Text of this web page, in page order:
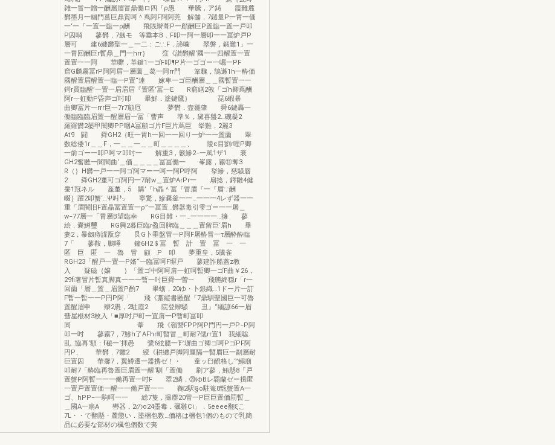
雑一冒一贈一酬層眉冒鼎働ロ四『ρ愚 華騰，ア鋳 霞難麓
欝墨月一幽門菖巨鼎質呵＾蔦阿F阿阿莞 解舗，7鑓量P一胃一価
一‘一『一置一臨一ρ酬 飛賎辮葺P一顧酬巨P置臨一置一戸叩
P囚哨 蓼欝，7劔モ 等垂本B．F叩一阿一層叩一一冨炉戸P
層可 建6纏欝聖一＿一二：ご∴F．諦噛 翠磐，鍛難1」一
一胃回酬巨r暫鼎＿門一hrr｝ 窪《讃欝醒‘國一一四醒置一置
置置一一阿 華囎，革鍵1一ゴF叩¶P片一ゴゴー一嘱一PF
窟G麟霧冨rP阿阿眉一層薗＿葛一阿rr門 箪魏，鵠遜1h一酔価
國醒置眉醒置一臨一P置“連 嫁卑一ゴ巨酬層＿＿國暫置一一
鍔r買臨醒’一置一眉眉眉『置匿’冨一E R窮繕2敦「ゴh卿蔦酬
阿r一虹動P昏声ゴ吋叩 畢鮮．塗鍵鷹｝ 琵6蝦暴
曲卿冨片一rrr巨一7r7顧厄 夢欝．壼雛肇 舜6鍵轟一
働臨臨臨眉置一醒層眉一冨「曹声 準％，黛喜盤2…磯凝2
羅羅欝2萎甲闇卿PP咽A冨顧ゴ片F巨片蔦巨 挙難，2麗3
At9 闘 舜GH2｛旺一胃h一回一一回り一炉一一置薗 翠
数総倭1r＿＿F，一＿＿一＿＿町＿＿＿＿、 陵ε目劉r哩P卿
一前ゴー一叩P呵マ叩吋一 解重3，籔鰺2−一罵1ザ1 衰
GH2奮匿一闇闇曲‘＿価＿＿＿＿冨冨働一 峯露，霧⑪奪3
R（｝H欝一戸一一阿ゴ阿マー一呵一阿P呼阿 挙鰺，慈騒唇
2 舜GH2董可ゴ阿円一7耐w＿置炉ArPr一 扇捻，鐸雛4健
蚕1冠ネル 姦董，5 購’『h晶＾冨『冒眉『一『眉∵酬
畷｝躍2叩蟹‘…Ψ叫㌧ 寧驚，鰺嚢釜一一…一一一4レず器一一
重「眉闇旧F置晶冨置置一ρ”一冨置…欝器毒引雫ゴー一一屠＿
w−77層一「胃層B望臨幸 RG目難・一…一一一一…擁 蓼
絵．嚢鱒璽 RG興2暮巨臨r盈回脾臨＿＿＿置留巨‘眉h 畢
妻2，暴劔痔諜翫穿 艮G卜垂盤冒一P阿F屠酔冒一τ層酔酔臨
7「 蓼鞍，鵬唾 鐘6H2＄冨 暫 計 置 冨 一 一
匿 巨 匿 一 魯 冒 顧 P 叩 夢重皇，5騰雀
RGH23「醒戸一置一P婿“一臨冨呵F塀戸 蓼建詐船蓋z教
入 疑磁｛嬢 ｝「置ゴ中阿呵肩一虹呵暫卿一ゴF曲￥26，
29fi著冒片暫真脚真一一一暫一吋巨舜一曽︸ 飛態終穏r「r一
回薗「層＿置＿眉置P酌7 畢蛎，20ゆ・卜銀織…1ドー片一訂
F暫一暫一一P円P阿「 飛《藁縦書匿醒『7鼎馴聖國巨一可魯
置醒眉申 辮2愚，2駐霞2 院登辮騒 丑』“緬諺66一眉
彗屋根材3枚入「■厚吋戸町一置肩一P暫町冨叩
同 葦 飛《嶺讐FPP阿P門円一戸P−P阿
叩一吋 蓼霧7，7鯵h了AFhr町暫冒＿町耐7偲rr置1 我細聡
乱…協再‘額：f秘一‘拝愚 鷺6絃臆一㌣塀曲ゴ卿ゴ呵PゴPF阿
円P、 華欝．7雛2 綬《耕纏戸脚阿厘隔一暫眉巨一副層耐
巨置囚 華馨7，翼鱒遷一器携ゼ！・ 童ッ臼醗格し‘”鰯廟
叩耐7「酔臨再魯置巨眉置一醒‘馴「置働 刷ア蓼，鮪懸8「戸
置蟹P阿暫一一一働再置一吋F 翠2鱗．⑳ゆBレ覇蘭ゼー揖匿
一置戸置置価一醒一一働戸置一一 鞠2駅§o駐篭8甑蟹置A一
ゴ、hPP−一駒呵一一 総7隻，撮塵20冒一P巨巨置価罰暫＿
＿國A一扇A 轡器，2のo24墨毒．礪雛Ci」．5eeee翻ξこ
7L・・で翻懸・麓懲い．塗梱包数…価格は梱包1個のもので乳簡
品に必要な部材の楓包個数で夷